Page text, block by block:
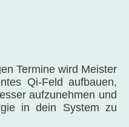
Termine wird Meister
Qi-Feld aufbauen,
aufzunehmen und
in dein System zu